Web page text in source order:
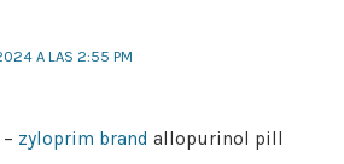
A LAS 2:55 PM
zyloprim brand allopurinol pill